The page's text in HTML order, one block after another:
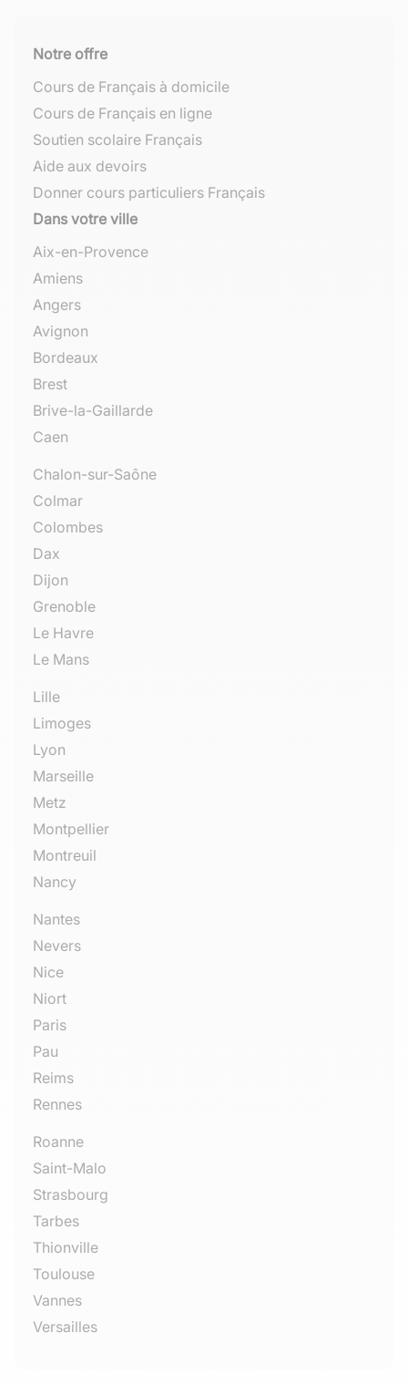
Notre offre
Cours de Français à domicile
Cours de Français en ligne
Soutien scolaire Français
Aide aux devoirs
Donner cours particuliers Français
Dans votre ville
Aix-en-Provence
Amiens
Angers
Avignon
Bordeaux
Brest
Brive-la-Gaillarde
Caen
Chalon-sur-Saône
Colmar
Colombes
Dax
Dijon
Grenoble
Le Havre
Le Mans
Lille
Limoges
Lyon
Marseille
Metz
Montpellier
Montreuil
Nancy
Nantes
Nevers
Nice
Niort
Paris
Pau
Reims
Rennes
Roanne
Saint-Malo
Strasbourg
Tarbes
Thionville
Toulouse
Vannes
Versailles